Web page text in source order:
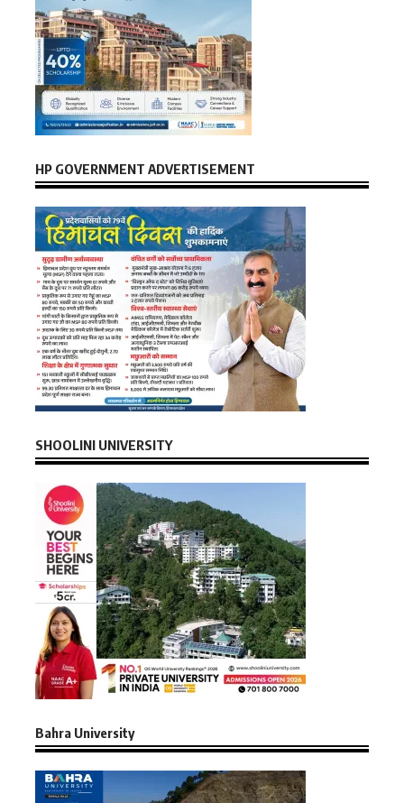
HP GOVERNMENT ADVERTISEMENT
SHOOLINI UNIVERSITY
Bahra University